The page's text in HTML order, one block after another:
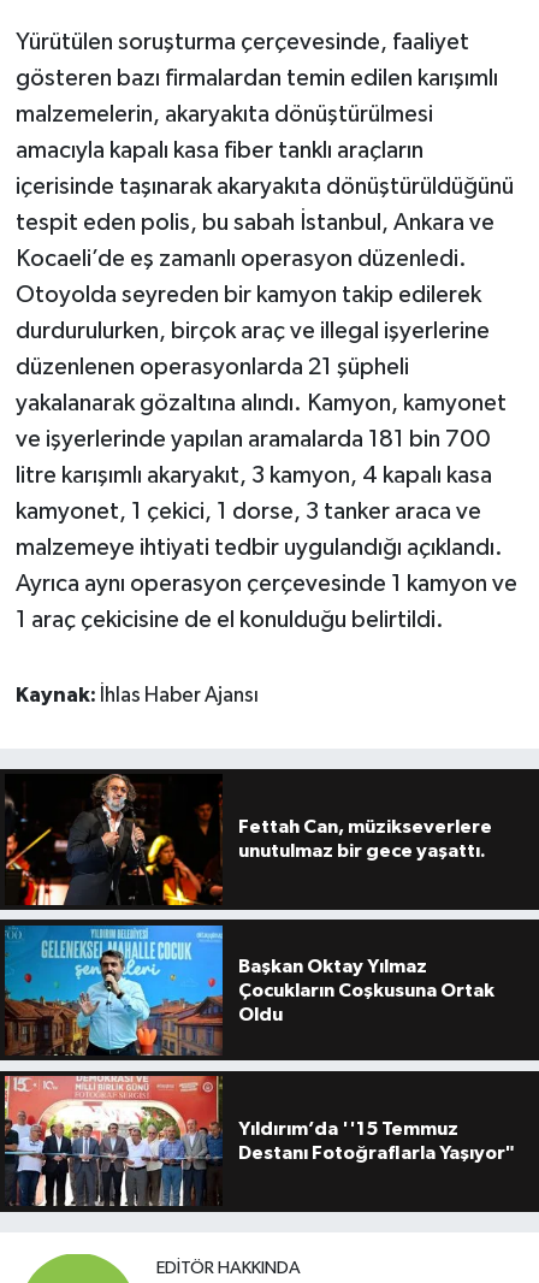
Yürütülen soruşturma çerçevesinde, faaliyet
gösteren bazı firmalardan temin edilen karışımlı
malzemelerin, akaryakıta dönüştürülmesi
amacıyla kapalı kasa fiber tanklı araçların
içerisinde taşınarak akaryakıta dönüştürüldüğünü
tespit eden polis, bu sabah İstanbul, Ankara ve
Kocaeli’de eş zamanlı operasyon düzenledi.
Otoyolda seyreden bir kamyon takip edilerek
durdurulurken, birçok araç ve illegal işyerlerine
düzenlenen operasyonlarda 21 şüpheli
yakalanarak gözaltına alındı. Kamyon, kamyonet
ve işyerlerinde yapılan aramalarda 181 bin 700
litre karışımlı akaryakıt, 3 kamyon, 4 kapalı kasa
kamyonet, 1 çekici, 1 dorse, 3 tanker araca ve
malzemeye ihtiyati tedbir uygulandığı açıklandı.
Ayrıca aynı operasyon çerçevesinde 1 kamyon ve
1 araç çekicisine de el konulduğu belirtildi.
Kaynak: İhlas Haber Ajansı
Fettah Can, müzikseverlere
unutulmaz bir gece yaşattı.
Başkan Oktay Yılmaz
Çocukların Coşkusuna Ortak
Oldu
Yıldırım’da ''15 Temmuz
Destanı Fotoğraflarla Yaşıyor"
EDITÖR HAKKINDA